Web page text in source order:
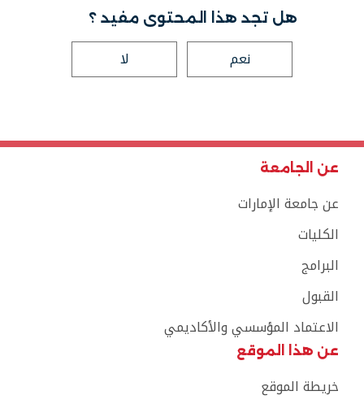
هل تجد هذا المحتوى مفيد ؟
نعم لا
عن الجامعة
عن جامعة الإمارات
الكليات
البرامج
القبول
الاعتماد المؤسسي والأكاديمي
عن هذا الموقع
خريطة الموقع